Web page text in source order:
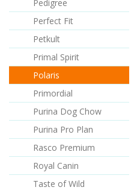
Pedigree
Perfect Fit
Petkult
Primal Spirit
Polaris
Primordial
Purina Dog Chow
Purina Pro Plan
Rasco Premium
Royal Canin
Taste of Wild